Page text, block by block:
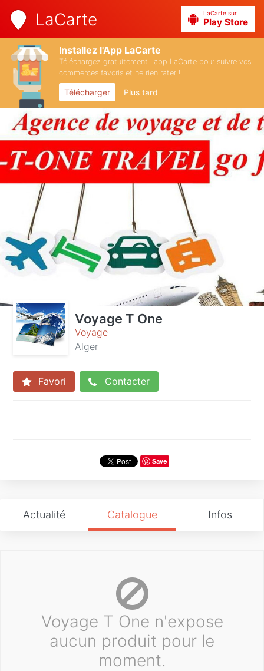
LaCarte LaCarte sur
Play Store
Installez l'App LaCarte
Téléchargez gratuitement l'app LaCarte pour suivre vos
commerces favoris et ne rien rater !
Télécharger Plus tard
Voyage T One
Voyage
Alger
Favori Contacter
Save
Actualité Catalogue Infos
Voyage T One n'expose
aucun produit pour le
moment.